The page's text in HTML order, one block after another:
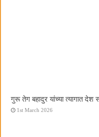
गुरू तेग बहादुर यांच्या त्यागात
1st March 2026